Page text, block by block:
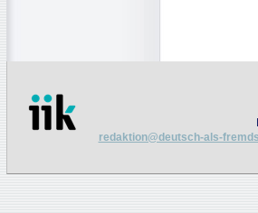
redaktion@deutsch-als-